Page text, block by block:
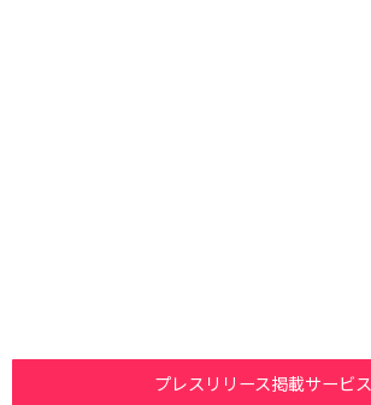
プレスリリース掲載サービス